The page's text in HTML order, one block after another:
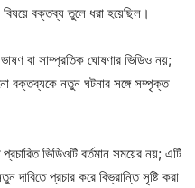
বিষয়ে বক্তব্য তুলে ধরা হয়েছিল।
বা সাম্প্রতিক ঘোষণার ভিডিও নয়;
বক্তব্যকে নতুন ঘটনার সঙ্গে সম্পৃক্ত
ভিডিওটি বর্তমান সময়ের নয়; এটি
প্রচার করে বিভ্রান্তি সৃষ্টি করা